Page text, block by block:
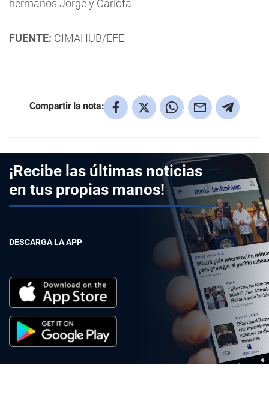
hermanos Jorge y Carlota.
FUENTE: CIMAHUB/EFE
Compartir la nota:
¡Recibe las últimas noticias
en tus propias manos!
DESCARGA LA APP